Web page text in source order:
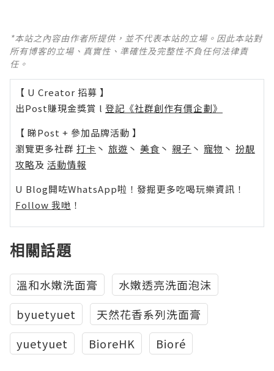
*本站之內容由作者所提供，並不代表本站的立場。因此本站對
所有博客的立場、真實性、準確性及完整性不負任何法律責
任。
【 U Creator 招募 】
出Post賺現金獎賞 l 登記《社群創作有價企劃》
【 睇Post + 參加品牌活動 】
瀏覽更多社群 打卡 丶 旅遊 丶 美食 丶 親子 丶 寵物 丶 扮靚
攻略及 活動情報
U Blog開咗WhatsApp啦！發掘更多吃喝玩樂資訊！
Follow 我哋 ！
相關話題
溫和水嫩洗面膏
水嫩透亮洗面泡沫
byuetyuet
天然花香系列洗面膏
yuetyuet
BioreHK Bioré